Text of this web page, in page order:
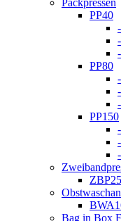
PP40
PP80
PP150
Bag in Box